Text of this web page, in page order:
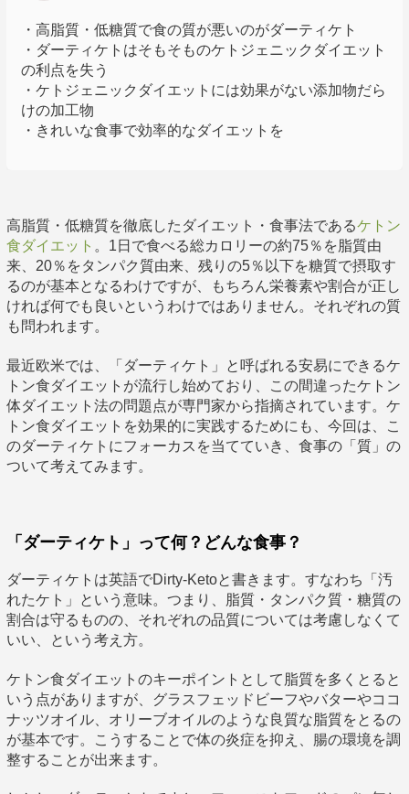
・高脂質・低糖質で食の質が悪いのがダーティケト
・ダーティケトはそもそものケトジェニックダイエット
の利点を失う
・ケトジェニックダイエットには効果がない添加物だら
けの加工物
・きれいな食事で効率的なダイエットを
高脂質・低糖質を徹底したダイエット・食事法であるケトン
食ダイエット 。1日で食べる総カロリーの約75％を脂質由
来、20％をタンパク質由来、残りの5％以下を糖質で摂取す
るのが基本となるわけですが、もちろん栄養素や割合が正し
ければ何でも良いというわけではありません。それぞれの質
も問われます。
最近欧米では、「ダーティケト」と呼ばれる安易にできるケ
トン食ダイエットが流行し始めており、この間違ったケトン
体ダイエット法の問題点が専門家から指摘されています。ケ
トン食ダイエットを効果的に実践するためにも、今回は、こ
のダーティケトにフォーカスを当てていき、食事の「質」の
ついて考えてみます。
「ダーティケト」って何？どんな食事？
ダーティケトは英語でDirty-Ketoと書きます。すなわち「汚
れたケト」という意味。つまり、脂質・タンパク質・糖質の
割合は守るものの、それぞれの品質については考慮しなくて
いい、という考え方。
ケトン食ダイエットのキーポイントとして脂質を多くとると
いう点がありますが、グラスフェッドビーフやバターやココ
ナッツオイル、オリーブオイルのような良質な脂質をとるの
が基本です。こうすることで体の炎症を抑え、腸の環境を調
整することが出来ます。